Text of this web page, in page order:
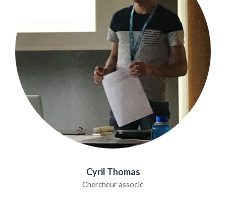
Cyril Thomas
Chercheur associé